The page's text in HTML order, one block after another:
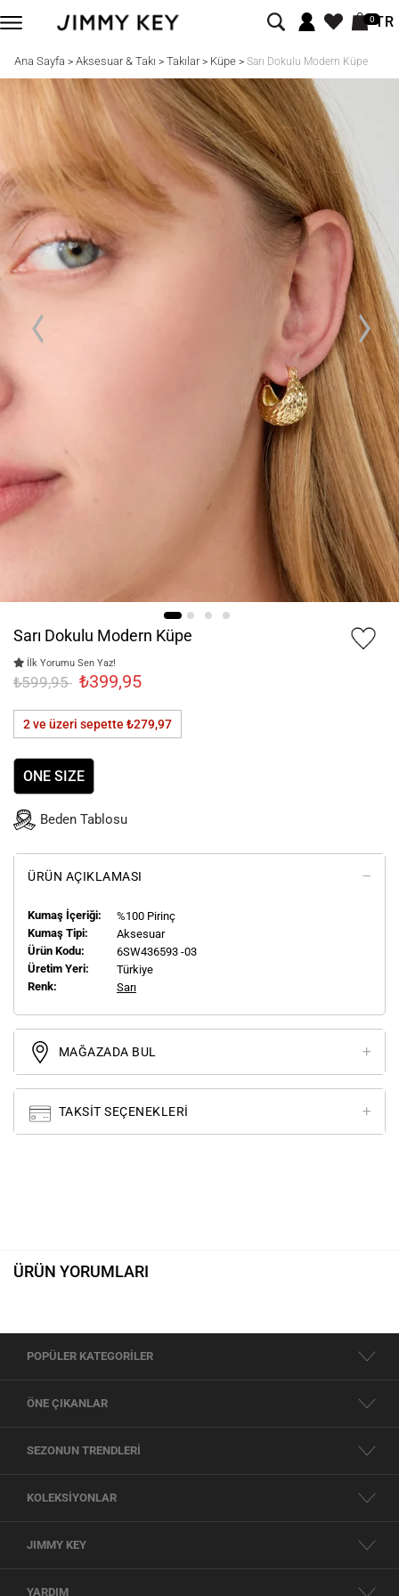
0TR
Ana Sayfa > Aksesuar & Takı > Takılar> Küpe> Sarı Dokulu Modern Küpe
Sarı Dokulu Modern Küpe
İlk Yorumu Sen Yaz!
₺599,95 ₺399,95
2 ve üzeri sepette ₺279,97
ONE SIZE
Beden Tablosu
ÜRÜN AÇIKLAMASI
Kumaş İçeriği:
%100 Pirinç
Kumaş Tipi:
Aksesuar
Ürün Kodu:
6SW436593 -03
Üretim Yeri:
Türkiye
Renk:
Sarı
MAĞAZADA BUL
TAKSIT SEÇENEKLERI
ÜRÜN YORUMLARI
POPÜLER KATEGORİLER
ÖNE ÇIKANLAR
SEZONUN TRENDLERİ
KOLEKSİYONLAR
JIMMY KEY
YARDIM